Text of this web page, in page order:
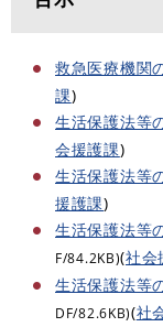
救急医療機関
課)
生活保護法等
会援護課)
生活保護法等
援護課)
生活保護法等
F/84.2KB)(社会
生活保護法等
DF/82.6KB)(社